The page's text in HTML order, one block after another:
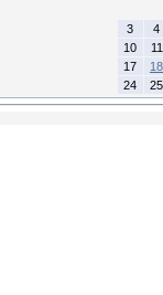
3
4
10
11
17
18
24
25